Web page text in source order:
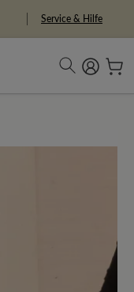
Service & Hilfe